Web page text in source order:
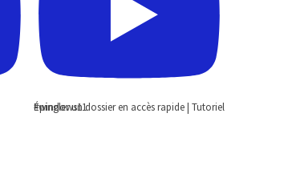
Épingler un dossier en accès rapide | Tutoriel #windows11